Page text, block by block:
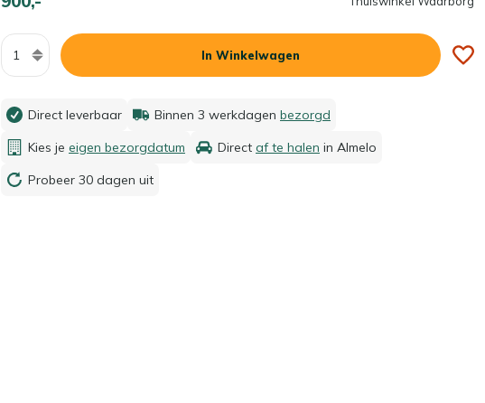
Aantal
In Winkelwagen
Direct leverbaar Binnen 3 werkdagen bezorgd
Kies je eigen bezorgdatum Direct af te halen in Almelo
Probeer 30 dagen uit